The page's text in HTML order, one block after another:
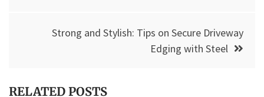
Strong and Stylish: Tips on Secure Driveway
Edging with Steel
RELATED POSTS